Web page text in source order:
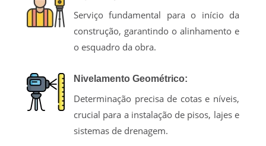
Serviço fundamental para o início da
construção, garantindo o alinhamento e
o esquadro da obra.
Nivelamento Geométrico:
Determinação precisa de cotas e níveis,
crucial para a instalação de pisos, lajes e
sistemas de drenagem.